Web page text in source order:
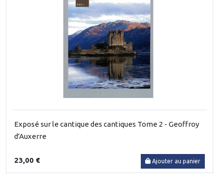
Exposé sur le cantique des cantiques Tome 2 - Geoffroy
d'Auxerre
23,00 € Ajouter au panier